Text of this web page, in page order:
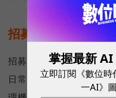
招募只是開始，AI
招募只是第一步。真正
日常營運的關鍵，在於
掌握最新 AI
立即訂閱《數位
一AI》